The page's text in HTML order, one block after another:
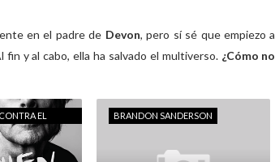
en el padre de Devon, pero sí sé que empiezo a
y al cabo, ella ha salvado el multiverso. ¿Cómo no
EL
BRANDON SANDERSON